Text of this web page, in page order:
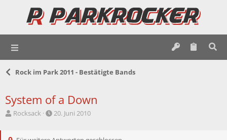
Rock im Park 2011 - Bestätigte Bands
System of a Down
E
Rocksack
E
20. Juni 2010